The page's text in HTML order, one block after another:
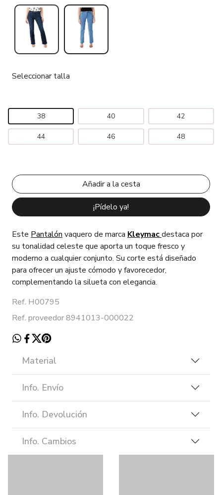
Seleccionar talla
38 40 42
44 46 48
¡Pídelo ya!
Este Pantalón vaquero de marca Kleymacdestaca por
su tonalidad celeste que aporta un toque fresco y
moderno a cualquier conjunto. Su corte está diseñado
para ofrecer un ajuste cómodo y favorecedor,
complementando la silueta con elegancia.
Ref. H00795
Ref. proveedor 8941013-000022
Material
Info. Envío
Info. Devolución
Info. Cambios